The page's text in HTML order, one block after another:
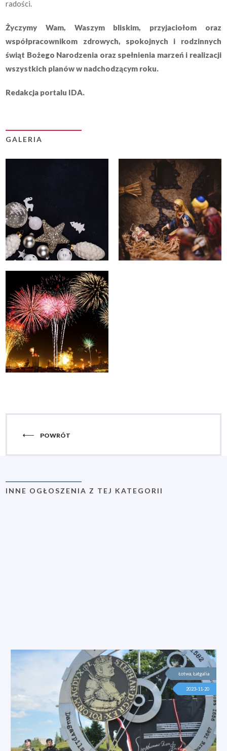
radości.
Życzymy Wam, Waszym bliskim, przyjaciołom oraz
współpracownikom zdrowych, spokojnych i rodzinnych
świąt Bożego Narodzenia oraz spełnienia marzeń i realizacji
wszystkich planów w nadchodzącym roku.
Redakcja portalu IDA.
GALERIA
POWRÓT
INNE OGŁOSZENIA Z TEJ KATEGORII
Łotwa, Łatgalia
2023-11-20